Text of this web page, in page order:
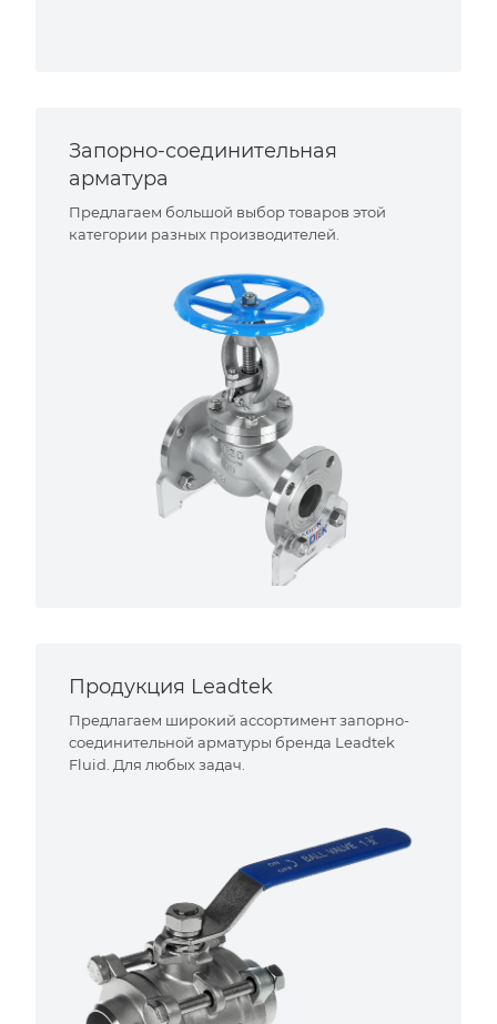
Запорно-соединительная
арматура
Предлагаем большой выбор товаров этой
категории разных производителей.
Продукция Leadtek
Предлагаем широкий ассортимент запорно-
соединительной арматуры бренда Leadtek
Fluid. Для любых задач.